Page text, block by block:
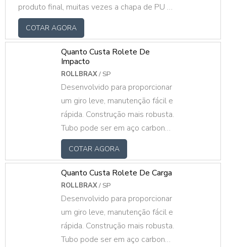
produto final, muitas vezes a chapa de PU é
a solução para muitos problemas do dia-a-
dia.O PRODUTO GARANTE DIVERSAS
APLICAÇÕESA vedação lisa tem por função
evitar a fuga de material nas correias
transportadoras de forma eficiente, segura e
prática, ocasionando ao produto um ótimo
custo benefício acrescentado a todo
processo de vedação de correia.Já a
vedação de Impaktto Robust. P t.
COTAR AGORA
Quanto Custa Rolete De
Impacto
ROLLBRAX/ SP
Desenvolvido para proporcionar
um giro leve, manutenção fácil e
rápida. Construção mais robusta.
Tubo pode ser em aço carbono
galvanizado ou pintado, inox,
alumínio e PVC. Eixo trefilado
em aço carbono, inox ou
alumínio com mancais em PP,
aço estampado ou rolamento
direto no tubo. Roletes sob
medida, fazemos mediante ao
projeto do cliente.
COTAR AGORA
Quanto Custa Rolete De Carga
ROLLBRAX/ SP
Desenvolvido para proporcionar
um giro leve, manutenção fácil e
rápida. Construção mais robusta.
Tubo pode ser em aço carbono